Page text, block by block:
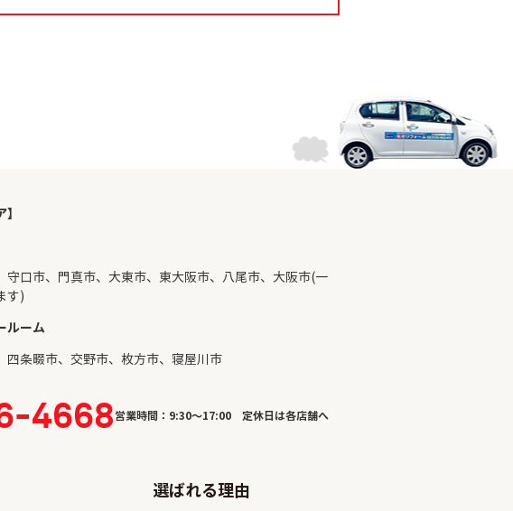
守口市、門真市、大東市、東大阪市、八尾市、大阪市(一
す)
ルーム
四条畷市、交野市、枚方市、寝屋川市
4668 営業時間：9:30～17:00 定休日は各店舗へ
選ばれる理由